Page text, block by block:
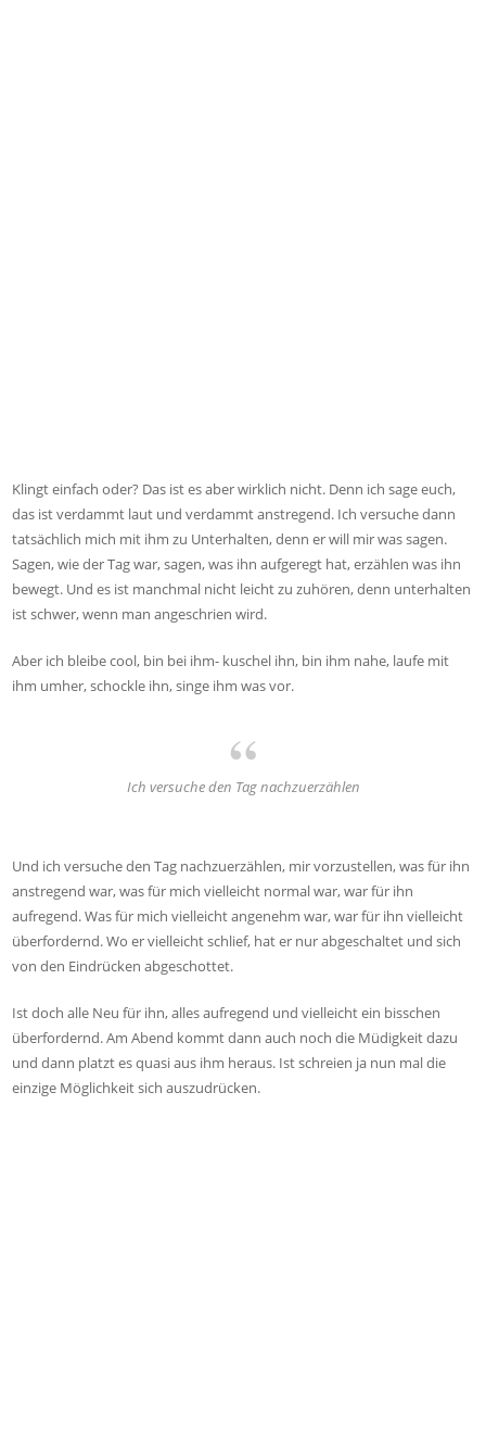
Klingt einfach oder? Das ist es aber wirklich nicht. Denn ich sage euch,
das ist verdammt laut und verdammt anstregend. Ich versuche dann
tatsächlich mich mit ihm zu Unterhalten, denn er will mir was sagen.
Sagen, wie der Tag war, sagen, was ihn aufgeregt hat, erzählen was ihn
bewegt. Und es ist manchmal nicht leicht zu zuhören, denn unterhalten
ist schwer, wenn man angeschrien wird.
Aber ich bleibe cool, bin bei ihm- kuschel ihn, bin ihm nahe, laufe mit
ihm umher, schockle ihn, singe ihm was vor.
Ich versuche den Tag nachzuerzählen
Und ich versuche den Tag nachzuerzählen, mir vorzustellen, was für ihn
anstregend war, was für mich vielleicht normal war, war für ihn
aufregend. Was für mich vielleicht angenehm war, war für ihn vielleicht
überfordernd. Wo er vielleicht schlief, hat er nur abgeschaltet und sich
von den Eindrücken abgeschottet.
Ist doch alle Neu für ihn, alles aufregend und vielleicht ein bisschen
überfordernd. Am Abend kommt dann auch noch die Müdigkeit dazu
und dann platzt es quasi aus ihm heraus. Ist schreien ja nun mal die
einzige Möglichkeit sich auszudrücken.